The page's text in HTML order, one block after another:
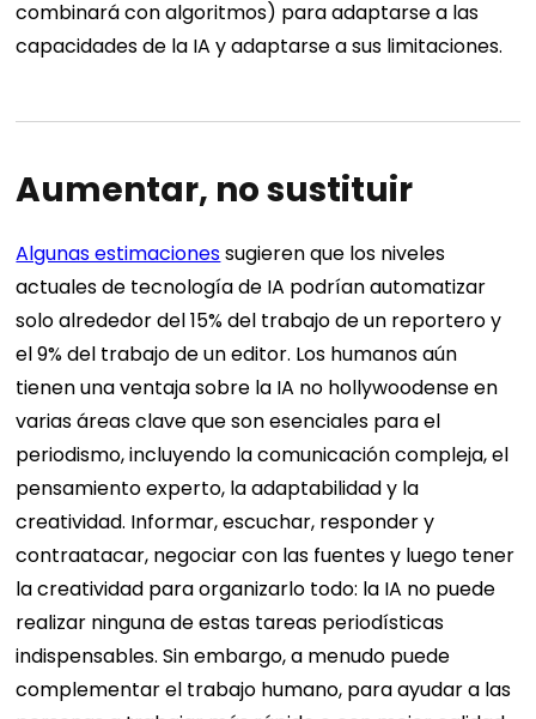
combinará con algoritmos) para adaptarse a las
capacidades de la IA y adaptarse a sus limitaciones.
Aumentar, no sustituir
Algunas estimacionessugieren que los niveles
actuales de tecnología de IA podrían automatizar
solo alrededor del 15% del trabajo de un reportero y
el 9% del trabajo de un editor. Los humanos aún
tienen una ventaja sobre la IA no hollywoodense en
varias áreas clave que son esenciales para el
periodismo, incluyendo la comunicación compleja, el
pensamiento experto, la adaptabilidad y la
creatividad. Informar, escuchar, responder y
contraatacar, negociar con las fuentes y luego tener
la creatividad para organizarlo todo: la IA no puede
realizar ninguna de estas tareas periodísticas
indispensables. Sin embargo, a menudo puede
complementar el trabajo humano, para ayudar a las